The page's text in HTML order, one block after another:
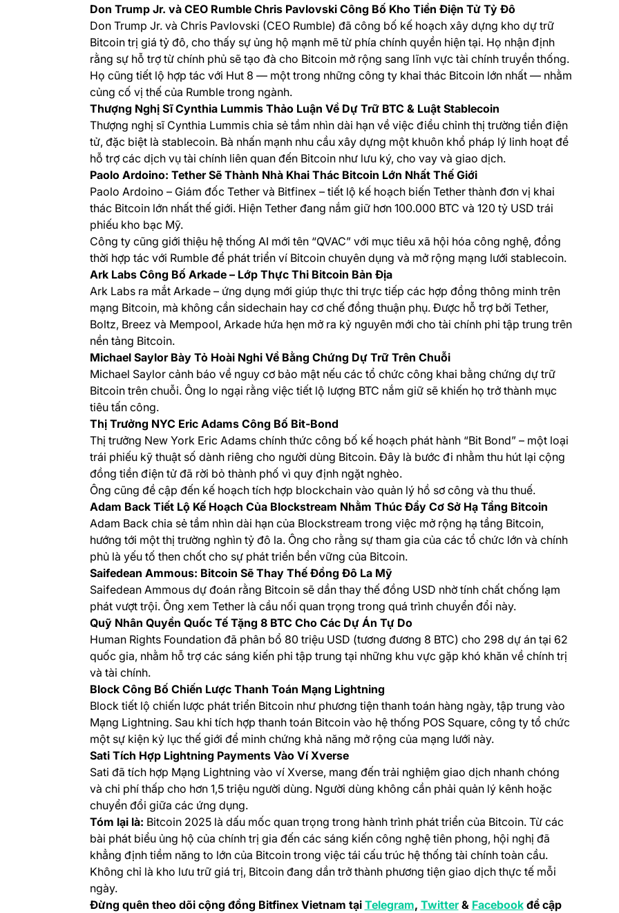
Don Trump Jr. và CEO Rumble Chris Pavlovski Công Bố Kho Tiền Điện Tử Tỷ Đô
Don Trump Jr. và Chris Pavlovski (CEO Rumble) đã công bố kế hoạch xây dựng kho dự trữ
Bitcoin trị giá tỷ đô, cho thấy sự ủng hộ mạnh mẽ từ phía chính quyền hiện tại. Họ nhận định
rằng sự hỗ trợ từ chính phủ sẽ tạo đà cho Bitcoin mở rộng sang lĩnh vực tài chính truyền thống.
Họ cũng tiết lộ hợp tác với Hut 8 — một trong những công ty khai thác Bitcoin lớn nhất — nhằm
củng cố vị thế của Rumble trong ngành.
Thượng Nghị Sĩ Cynthia Lummis Thảo Luận Về Dự Trữ BTC & Luật Stablecoin
Thượng nghị sĩ Cynthia Lummis chia sẻ tầm nhìn dài hạn về việc điều chỉnh thị trường tiền điện
tử, đặc biệt là stablecoin. Bà nhấn mạnh nhu cầu xây dựng một khuôn khổ pháp lý linh hoạt để
hỗ trợ các dịch vụ tài chính liên quan đến Bitcoin như lưu ký, cho vay và giao dịch.
Paolo Ardoino: Tether Sẽ Thành Nhà Khai Thác Bitcoin Lớn Nhất Thế Giới
Paolo Ardoino – Giám đốc Tether và Bitfinex – tiết lộ kế hoạch biến Tether thành đơn vị khai
thác Bitcoin lớn nhất thế giới. Hiện Tether đang nắm giữ hơn 100.000 BTC và 120 tỷ USD trái
phiếu kho bạc Mỹ.
Công ty cũng giới thiệu hệ thống AI mới tên “QVAC” với mục tiêu xã hội hóa công nghệ, đồng
thời hợp tác với Rumble để phát triển ví Bitcoin chuyên dụng và mở rộng mạng lưới stablecoin.
Ark Labs Công Bố Arkade – Lớp Thực Thi Bitcoin Bản Địa
Ark Labs ra mắt Arkade – ứng dụng mới giúp thực thi trực tiếp các hợp đồng thông minh trên
mạng Bitcoin, mà không cần sidechain hay cơ chế đồng thuận phụ. Được hỗ trợ bởi Tether,
Boltz, Breez và Mempool, Arkade hứa hẹn mở ra kỷ nguyên mới cho tài chính phi tập trung trên
nền tảng Bitcoin.
Michael Saylor Bày Tỏ Hoài Nghi Về Bằng Chứng Dự Trữ Trên Chuỗi
Michael Saylor cảnh báo về nguy cơ bảo mật nếu các tổ chức công khai bằng chứng dự trữ
Bitcoin trên chuỗi. Ông lo ngại rằng việc tiết lộ lượng BTC nắm giữ sẽ khiến họ trở thành mục
tiêu tấn công.
Thị Trưởng NYC Eric Adams Công Bố Bit-Bond
Thị trưởng New York Eric Adams chính thức công bố kế hoạch phát hành “Bit Bond” – một loại
trái phiếu kỹ thuật số dành riêng cho người dùng Bitcoin. Đây là bước đi nhằm thu hút lại cộng
đồng tiền điện tử đã rời bỏ thành phố vì quy định ngặt nghèo.
Ông cũng đề cập đến kế hoạch tích hợp blockchain vào quản lý hồ sơ công và thu thuế.
Adam Back Tiết Lộ Kế Hoạch Của Blockstream Nhằm Thúc Đẩy Cơ Sở Hạ Tầng Bitcoin
Adam Back chia sẻ tầm nhìn dài hạn của Blockstream trong việc mở rộng hạ tầng Bitcoin,
hướng tới một thị trường nghìn tỷ đô la. Ông cho rằng sự tham gia của các tổ chức lớn và chính
phủ là yếu tố then chốt cho sự phát triển bền vững của Bitcoin.
Saifedean Ammous: Bitcoin Sẽ Thay Thế Đồng Đô La Mỹ
Saifedean Ammous dự đoán rằng Bitcoin sẽ dần thay thế đồng USD nhờ tính chất chống lạm
phát vượt trội. Ông xem Tether là cầu nối quan trọng trong quá trình chuyển đổi này.
Quỹ Nhân Quyền Quốc Tế Tặng 8 BTC Cho Các Dự Án Tự Do
Human Rights Foundation đã phân bổ 80 triệu USD (tương đương 8 BTC) cho 298 dự án tại 62
quốc gia, nhằm hỗ trợ các sáng kiến phi tập trung tại những khu vực gặp khó khăn về chính trị
và tài chính.
Block Công Bố Chiến Lược Thanh Toán Mạng Lightning
Block tiết lộ chiến lược phát triển Bitcoin như phương tiện thanh toán hàng ngày, tập trung vào
Mạng Lightning. Sau khi tích hợp thanh toán Bitcoin vào hệ thống POS Square, công ty tổ chức
một sự kiện kỷ lục thế giới để minh chứng khả năng mở rộng của mạng lưới này.
Sati Tích Hợp Lightning Payments Vào Ví Xverse
Sati đã tích hợp Mạng Lightning vào ví Xverse, mang đến trải nghiệm giao dịch nhanh chóng
và chi phí thấp cho hơn 1,5 triệu người dùng. Người dùng không cần phải quản lý kênh hoặc
chuyển đổi giữa các ứng dụng.
Tóm lại là: Bitcoin 2025 là dấu mốc quan trọng trong hành trình phát triển của Bitcoin. Từ các
bài phát biểu ủng hộ của chính trị gia đến các sáng kiến công nghệ tiên phong, hội nghị đã
khẳng định tiềm năng to lớn của Bitcoin trong việc tái cấu trúc hệ thống tài chính toàn cầu.
Không chỉ là kho lưu trữ giá trị, Bitcoin đang dần trở thành phương tiện giao dịch thực tế mỗi
ngày.
Đừng quên theo dõi cộng đồng Bitfinex Vietnam tại Telegram(opens in a new tab)
, Twitter(opens in a new tab)
& Facebook(opens in a new
để cập